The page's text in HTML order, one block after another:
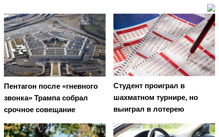
Пентагон после «гневного
звонка» Трампа собрал
срочное совещание
Студент проиграл в
шахматном турнире, но
выиграл в лотерею